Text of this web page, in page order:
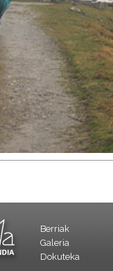
Berriak
Galeria
Dokuteka